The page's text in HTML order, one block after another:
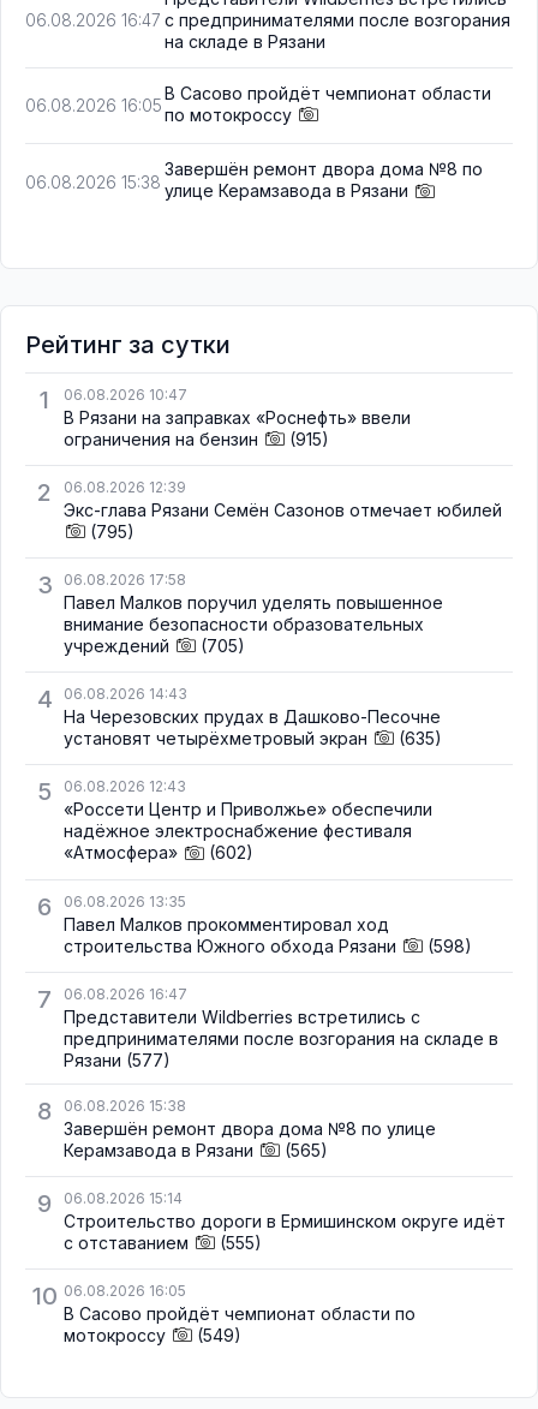
06.08.2026 16:47 с предпринимателями после возгорания
на складе в Рязани
06.08.2026 16:05
В Сасово пройдёт чемпионат области
по мотокроссу
06.08.2026 15:38
Завершён ремонт двора дома №8 по
улице Керамзавода в Рязани
Рейтинг за сутки
1
06.08.2026 10:47
В Рязани на заправках «Роснефть» ввели
ограничения на бензин
(915)
2 06.08.2026 12:39
Экс-глава Рязани Семён Сазонов отмечает юбилей
(795)
3 06.08.2026 17:58
Павел Малков поручил уделять повышенное
внимание безопасности образовательных
учреждений
(705)
4 06.08.2026 14:43
На Черезовских прудах в Дашково-Песочне
установят четырёхметровый экран
(635)
5 06.08.2026 12:43
«Россети Центр и Приволжье» обеспечили
надёжное электроснабжение фестиваля
«Атмосфера»
(602)
6 06.08.2026 13:35
Павел Малков прокомментировал ход
строительства Южного обхода Рязани
(598)
7 06.08.2026 16:47
Представители Wildberries встретились с
предпринимателями после возгорания на складе в
Рязани (577)
8 06.08.2026 15:38
Завершён ремонт двора дома №8 по улице
Керамзавода в Рязани
(565)
9 06.08.2026 15:14
Строительство дороги в Ермишинском округе идёт
с отставанием
(555)
10 06.08.2026 16:05
В Сасово пройдёт чемпионат области по
мотокроссу
(549)